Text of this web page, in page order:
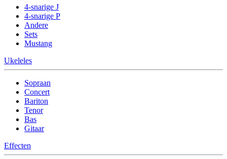
4-snarige J
4-snarige P
Andere
Sets
Mustang
Ukeleles
Sopraan
Concert
Bariton
Tenor
Bas
Gitaar
Effecten